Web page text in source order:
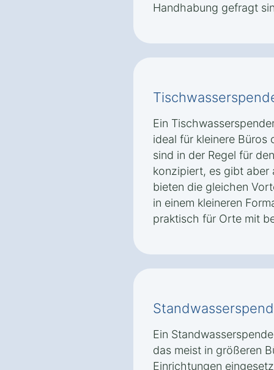
Handhabung gefragt
Ein
ideal für kleinere Büros
sind in der Regel für
konzipiert, es gibt aber
bieten die gleichen
in einem kleineren
praktisch für Orte mit
Ein
das meist in größeren
Einrichtungen